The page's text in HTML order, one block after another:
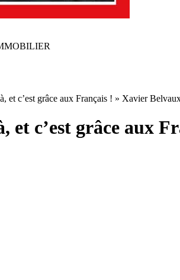
et c’est grâce aux Français ! » Xavier
c’est grâce aux